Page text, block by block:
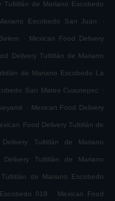
Tultitlán de Mariano Escobedo
Escobedo San Juan .
. Mexican Food Delivery
Delivery Tultitlán de Mariano
de Mariano Escobedo La
San Mateo Cuautepec .
. Mexican Food Delivery
Food Delivery Tultitlán de
Tultitlán de Mariano
Delivery Tultitlán de Mariano
de Mariano Escobedo
018 . Mexican Food